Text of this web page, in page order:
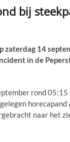
bij
zaterdag 14
in de
rond
naar het